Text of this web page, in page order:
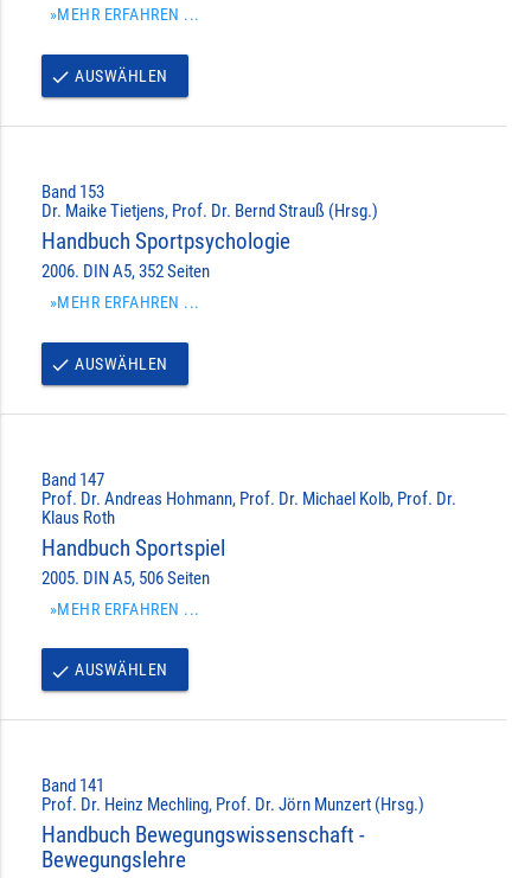
»MEHR ERFAHREN ...
done AUSWÄHLEN
Band 153
Dr. Maike Tietjens, Prof. Dr. Bernd Strauß (Hrsg.)
Handbuch Sportpsychologie
2006. DIN A5, 352 Seiten
»MEHR ERFAHREN ...
done AUSWÄHLEN
Band 147
Prof. Dr. Andreas Hohmann, Prof. Dr. Michael Kolb, Prof. Dr.
Klaus Roth
Handbuch Sportspiel
2005. DIN A5, 506 Seiten
»MEHR ERFAHREN ...
done AUSWÄHLEN
Band 141
Prof. Dr. Heinz Mechling, Prof. Dr. Jörn Munzert (Hrsg.)
Handbuch Bewegungswissenschaft -
Bewegungslehre